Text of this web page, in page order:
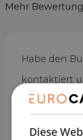
Mehr
Habe den
kontaktiert
Diese